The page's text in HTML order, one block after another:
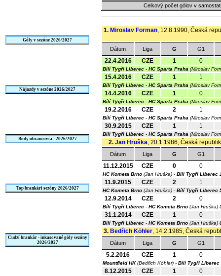
Góly v sezóne 2026/2027
Nájazdy v sezóne 2026/2027
Body obrancovia - 2026/2027
Top brankári sezóny 2026/2027
Cudzí brankár - inkasované góly sezóny
2026/2027
Celkový počet gólov v
1. Miroslav Forman, 12.8.1990, Česká
Dátum Liga G G1
22.4.2016 CZE 1 0
Bílí Tygři Liberec - HC Sparta Praha (Miroslav
15.4.2016 CZE 1 1
Bílí Tygři Liberec - HC Sparta Praha (Miroslav
14.4.2016 CZE 1 0
Bílí Tygři Liberec - HC Sparta Praha (Miroslav
19.2.2016 CZE 2 1
Bílí Tygři Liberec - HC Sparta Praha (Miroslav
30.9.2015 CZE 1 1
Bílí Tygři Liberec - HC Sparta Praha (Miroslav
2. Jan Hruška, 20.1.1986, Česká
Dátum Liga G G1
11.12.2015 CZE 0 0
HC Kometa Brno (Jan Hruška) - Bílí Tygři Liberec
11.9.2015 CZE 2 1
HC Kometa Brno (Jan Hruška) - Bílí Tygři Liberec
12.9.2014 CZE 2 0
Bílí Tygři Liberec - HC Kometa Brno (Jan Hruška)
31.1.2014 CZE 1 0
Bílí Tygři Liberec - HC Kometa Brno (Jan Hruška)
3. Bedřich Köhler, 14.2.1985, Česká
Dátum Liga G G1
5.2.2016 CZE 1 0
Mountfield HK(Bedřich Köhler) - Bílí Tygři Liberec
8.12.2015 CZE 1 0